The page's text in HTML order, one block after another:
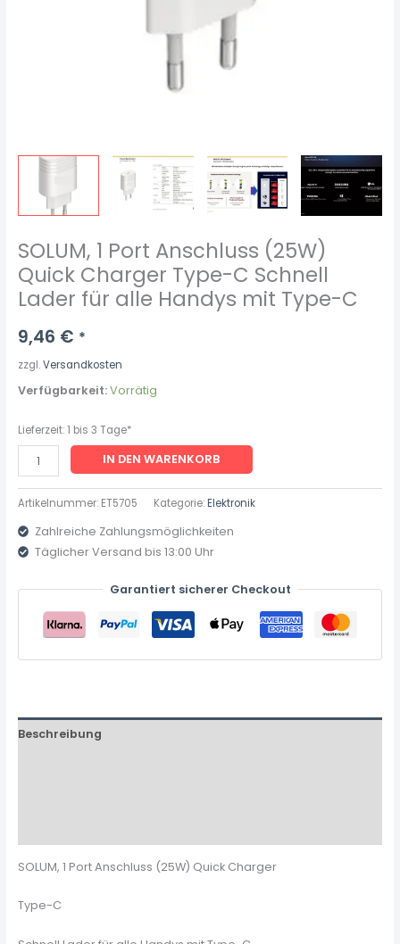
SOLUM, 1 Port Anschluss (25W)
Quick Charger Type-C Schnell
Lader für alle Handys mit Type-C
9,46 € *
zzgl.Versandkosten
Verfügbarkeit:Vorrätig
Lieferzeit:1 bis 3 Tage*
IN DEN WARENKORB
Artikelnummer: ET5705 Kategorie:Elektronik
Zahlreiche Zahlungsmöglichkeiten
Täglicher Versand bis 13:00 Uhr
Garantiert sicherer Checkout
Beschreibung
SOLUM, 1 Port Anschluss (25W) Quick Charger
Type-C